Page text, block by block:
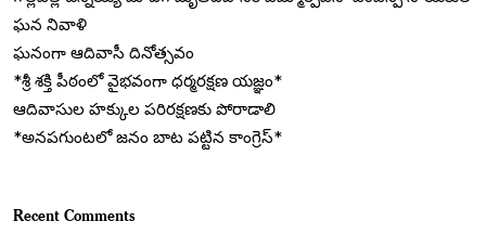
ఘన నివాళి
ఘనంగా ఆదివాసీ దినోత్సవం
*శ్రీ శక్తి పీఠంలో వైభవంగా ధర్మరక్షణ యజ్ఞం*
ఆదివాసుల హక్కుల పరిరక్షణకు పోరాడాలి
*అనపగుంటలో జనం బాట పట్టిన కాంగ్రెస్*
Recent Comments